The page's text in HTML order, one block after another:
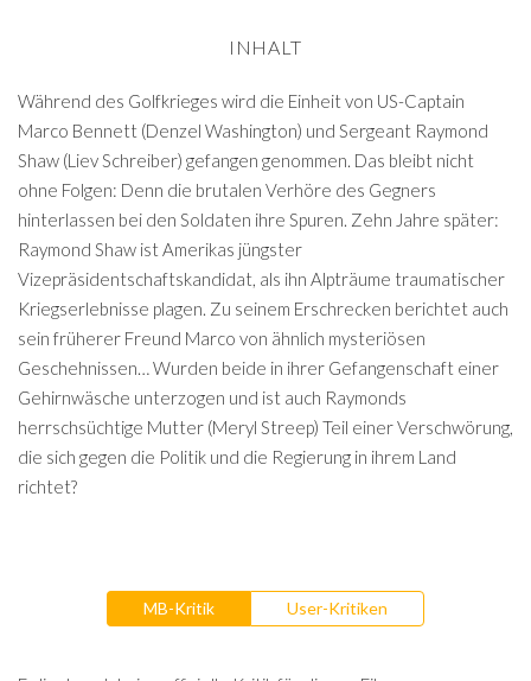
INHALT
Während des Golfkrieges wird die Einheit von US-Captain
Marco Bennett (Denzel Washington) und Sergeant Raymond
Shaw (Liev Schreiber) gefangen genommen. Das bleibt nicht
ohne Folgen: Denn die brutalen Verhöre des Gegners
hinterlassen bei den Soldaten ihre Spuren. Zehn Jahre später:
Raymond Shaw ist Amerikas jüngster
Vizepräsidentschaftskandidat, als ihn Alpträume traumatischer
Kriegserlebnisse plagen. Zu seinem Erschrecken berichtet auch
sein früherer Freund Marco von ähnlich mysteriösen
Geschehnissen… Wurden beide in ihrer Gefangenschaft einer
Gehirnwäsche unterzogen und ist auch Raymonds
herrschsüchtige Mutter (Meryl Streep) Teil einer Verschwörung,
die sich gegen die Politik und die Regierung in ihrem Land
richtet?
MB-Kritik User-Kritiken